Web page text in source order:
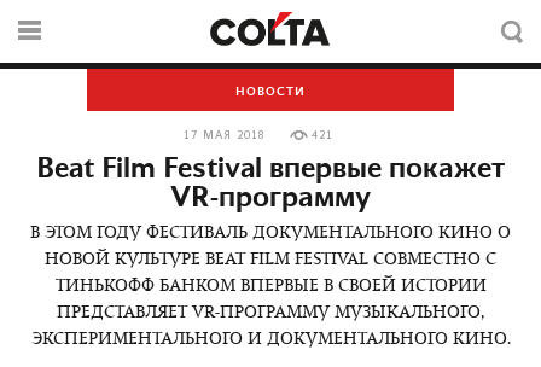
НОВОСТИ
17 МАЯ 2018 421
Beat Film Festival впервые покажет
VR-программу
В ЭТОМ ГОДУ ФЕСТИВАЛЬ ДОКУМЕНТАЛЬНОГО КИНО О
НОВОЙ КУЛЬТУРЕ BEAT FILM FESTIVAL СОВМЕСТНО С
ТИНЬКОФФ БАНКОМ ВПЕРВЫЕ В СВОЕЙ ИСТОРИИ
ПРЕДСТАВЛЯЕТ VR-ПРОГРАММУ МУЗЫКАЛЬНОГО,
ЭКСПЕРИМЕНТАЛЬНОГО И ДОКУМЕНТАЛЬНОГО КИНО.